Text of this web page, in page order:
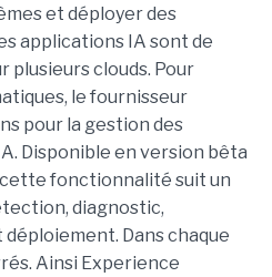
et déployer des
applications IA sont de
plusieurs clouds. Pour
le fournisseur
pour la gestion des
Disponible en version bêta
fonctionnalité suit un
diagnostic,
Dans chaque
Ainsi Experience